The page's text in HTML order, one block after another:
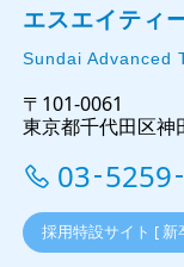
エスエイティ
Sundai Advanced
〒101-0061
東京都千代田区神
03-5259-
採用特設サイト [ 新